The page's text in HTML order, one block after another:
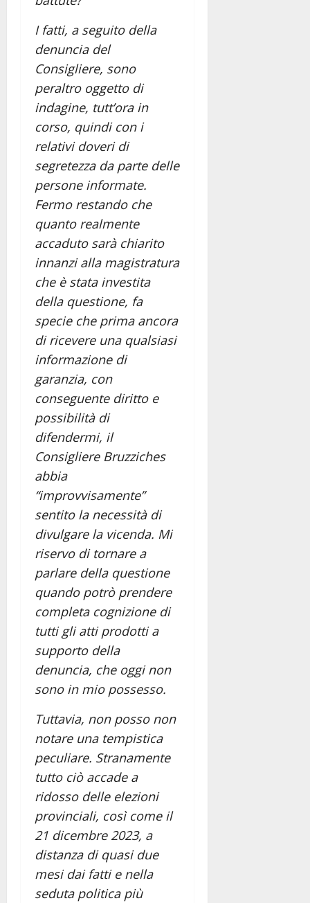
I fatti, a seguito della
denuncia del
Consigliere, sono
peraltro oggetto di
indagine, tutt’ora in
corso, quindi con i
relativi doveri di
segretezza da parte delle
persone informate.
Fermo restando che
quanto realmente
accaduto sarà chiarito
innanzi alla magistratura
che è stata investita
della questione, fa
specie che prima ancora
di ricevere una qualsiasi
informazione di
garanzia, con
conseguente diritto e
possibilità di
difendermi, il
Consigliere Bruzziches
abbia
“improvvisamente”
sentito la necessità di
divulgare la vicenda. Mi
riservo di tornare a
parlare della questione
quando potrò prendere
completa cognizione di
tutti gli atti prodotti a
supporto della
denuncia, che oggi non
sono in mio possesso.
Tuttavia, non posso non
notare una tempistica
peculiare. Stranamente
tutto ciò accade a
ridosso delle elezioni
provinciali, così come il
21 dicembre 2023, a
distanza di quasi due
mesi dai fatti e nella
seduta politica più